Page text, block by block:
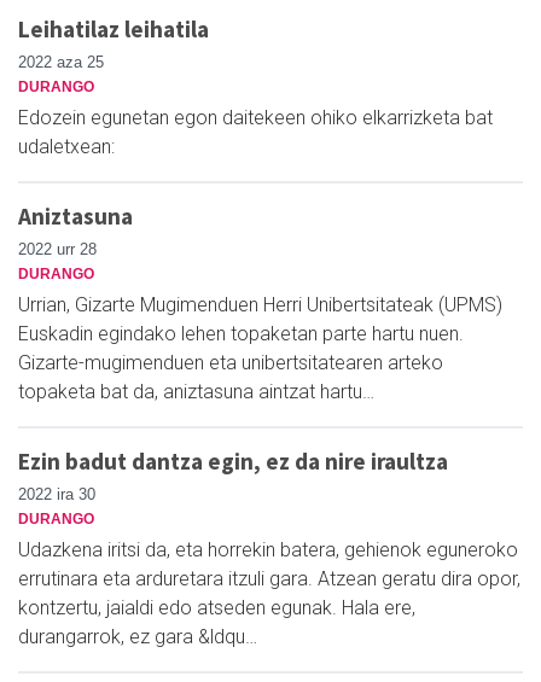
Leihatilaz leihatila
2022 aza 25
DURANGO
Edozein egunetan egon daitekeen ohiko elkarrizketa bat
udaletxean:
Aniztasuna
2022 urr 28
DURANGO
Urrian, Gizarte Mugimenduen Herri Unibertsitateak (UPMS)
Euskadin egindako lehen topaketan parte hartu nuen.
Gizarte-mugimenduen eta unibertsitatearen arteko
topaketa bat da, aniztasuna aintzat hartu…
Ezin badut dantza egin, ez da nire iraultza
2022 ira 30
DURANGO
Udazkena iritsi da, eta horrekin batera, gehienok eguneroko
errutinara eta arduretara itzuli gara. Atzean geratu dira opor,
kontzertu, jaialdi edo atseden egunak. Hala ere,
durangarrok, ez gara &ldqu…